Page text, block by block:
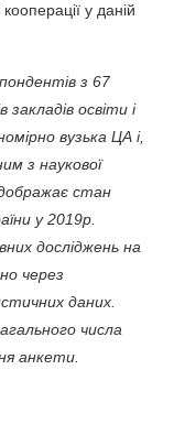
у даній
з 67
освіти і
вузька ЦА і,
з наукової
стан
у 2019р.
досліджень на
через
даних.
числа
анкети.